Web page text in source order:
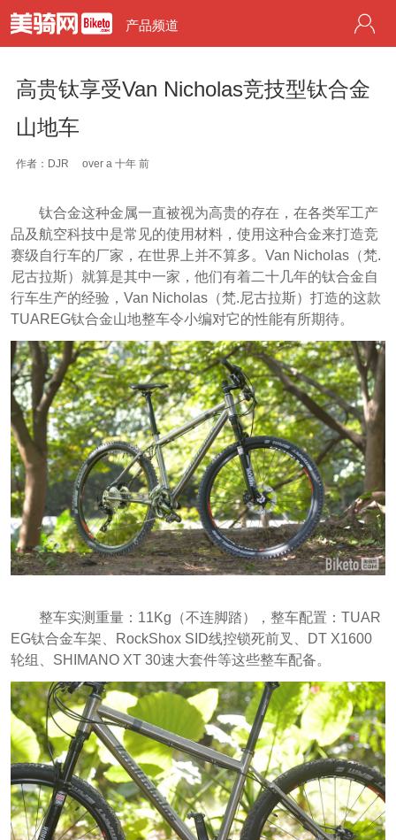
产品频道
高贵钛享受Van Nicholas竞技型钛合金
山地车
作者：DJR over a 十年 前
钛合金这种金属一直被视为高贵的存在，在各类军工产
品及航空科技中是常见的使用材料，使用这种合金来打造竞
赛级自行车的厂家，在世界上并不算多。Van Nicholas（梵.
尼古拉斯）就算是其中一家，他们有着二十几年的钛合金自
行车生产的经验，Van Nicholas（梵.尼古拉斯）打造的这款
TUAREG钛合金山地整车令小编对它的性能有所期待。
整车实测重量：11Kg（不连脚踏），整车配置：TUAR
EG钛合金车架、RockShox SID线控锁死前叉、DT X1600
轮组、SHIMANO XT 30速大套件等这些整车配备。